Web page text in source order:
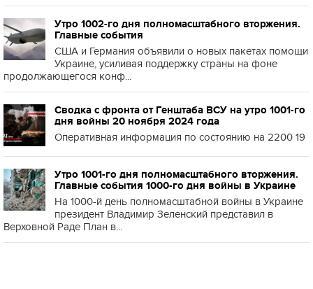
Утро 1002-го дня полномасштабного вторжения.
Главные события
США и Германия объявили о новых пакетах помощи
Украине, усиливая поддержку страны на фоне
продолжающегося конф...
Сводка с фронта от Генштаба ВСУ на утро 1001-го
дня войны 20 ноября 2024 года
Оперативная информация по состоянию на 2200 19
Утро 1001-го дня полномасштабного вторжения.
Главные события 1000-го дня войны в Украине
На 1000-й день полномасштабной войны в Украине
президент Владимир Зеленский представил в
Верховной Раде План в...